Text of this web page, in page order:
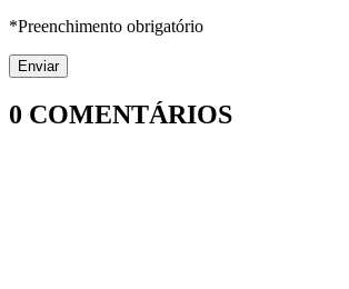
*Preenchimento obrigatório
0 COMENTÁRIOS